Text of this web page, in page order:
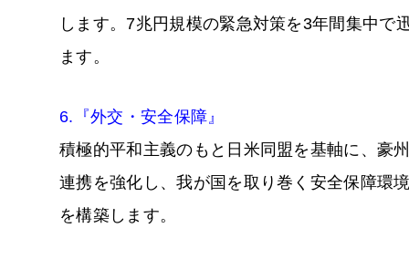
します。7兆円規模の緊急対策を3年間集中で
ます。
6.『外交・安全保障』
積極的平和主義のもと日米同盟を基軸に、豪
連携を強化し、我が国を取り巻く安全保障環
を構築します。